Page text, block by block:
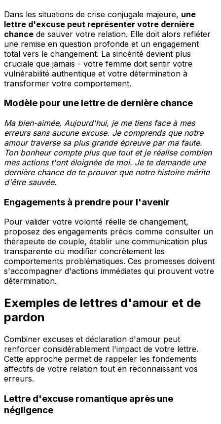
Dans les situations de crise conjugale majeure, une
lettre d'excuse peut représenter votre dernière
chance de sauver votre relation. Elle doit alors refléter
une remise en question profonde et un engagement
total vers le changement. La sincérité devient plus
cruciale que jamais - votre femme doit sentir votre
vulnérabilité authentique et votre détermination à
transformer votre comportement.
Modèle pour une lettre de dernière chance
Ma bien-aimée, Aujourd'hui, je me tiens face à mes
erreurs sans aucune excuse. Je comprends que notre
amour traverse sa plus grande épreuve par ma faute.
Ton bonheur compte plus que tout et je réalise combien
mes actions t'ont éloignée de moi. Je te demande une
dernière chance de te prouver que notre histoire mérite
d'être sauvée.
Engagements à prendre pour l'avenir
Pour valider votre volonté réelle de changement,
proposez des engagements précis comme consulter un
thérapeute de couple, établir une communication plus
transparente ou modifier concrètement les
comportements problématiques. Ces promesses doivent
s'accompagner d'actions immédiates qui prouvent votre
détermination.
Exemples de lettres d'amour et de
pardon
Combiner excuses et déclaration d'amour peut
renforcer considérablement l'impact de votre lettre.
Cette approche permet de rappeler les fondements
affectifs de votre relation tout en reconnaissant vos
erreurs.
Lettre d'excuse romantique après une
négligence